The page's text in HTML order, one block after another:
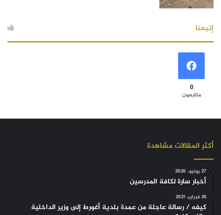
إتبعنا
0
متابعون
أكثر المقالات مشاهدة
27 يونيو، 2020
أخبار سارة لكافة المدرسين
26 فبراير، 2021
كيفه / رسالة عاجلة من عمدة بلدية أغورط إلى وزير الداخلية